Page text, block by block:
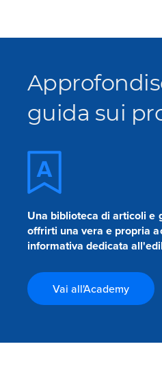
guida sui
Una biblioteca di articoli e
offrirti una vera e propria
informativa dedicata
Vai all'Academy